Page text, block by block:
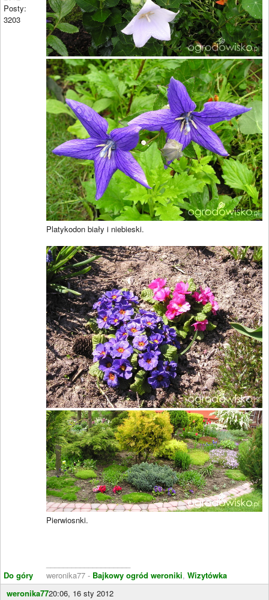
Posty:
3203
Do góry
Platykodon biały i niebieski.
Pierwiosnki.
weronika77 - Bajkowy ogród weroniki, Wizytówka
weronika7720:06, 16 sty 2012